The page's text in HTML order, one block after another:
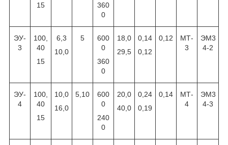
15
360
0
ЭУ-
3
100,
40
15
6,3
10,0
5
600
0
360
0
18,0
29,5
0,14
0,12
0,12
МТ-
3
ЭМ3
4-2
ЭУ-
4
100,
40
15
10,0
16,0
5,10
600
0
240
0
20,0
40,0
0,24
0,19
0,14
МТ-
4
ЭМ3
4-3